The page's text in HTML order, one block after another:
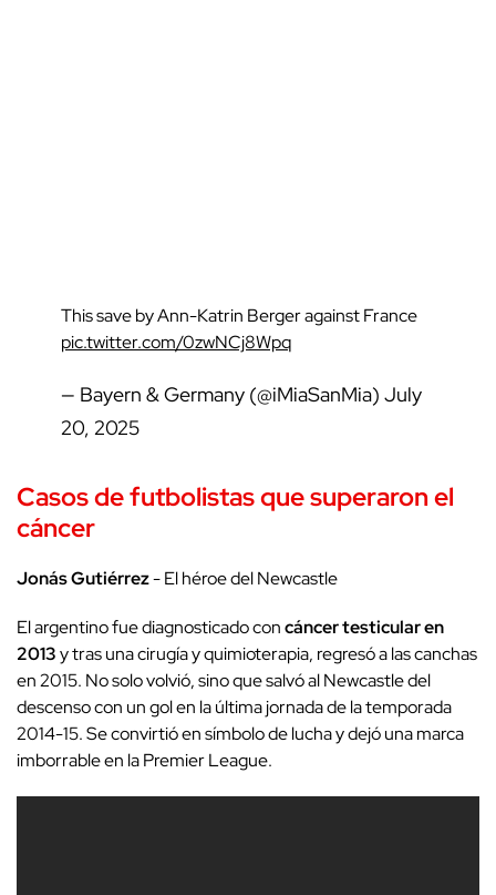
This save by Ann-Katrin Berger against France
pic.twitter.com/0zwNCj8Wpq
— Bayern & Germany (@iMiaSanMia) July
20, 2025
Casos de futbolistas que superaron el
cáncer
Jonás Gutiérrez- El héroe del Newcastle
El argentino fue diagnosticado concáncer testicular en
2013y tras una cirugía y quimioterapia, regresó a las canchas
en 2015. No solo volvió, sino que salvó al Newcastle del
descenso con un gol en la última jornada de la temporada
2014-15. Se convirtió en símbolo de lucha y dejó una marca
imborrable en la Premier League.